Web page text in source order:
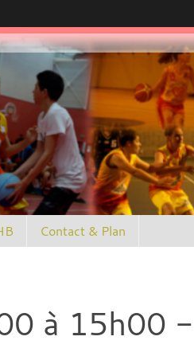
Contact & Plan
à 15h00 -